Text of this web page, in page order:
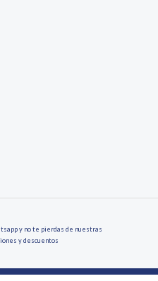
y no te pierdas de nuestras
y descuentos